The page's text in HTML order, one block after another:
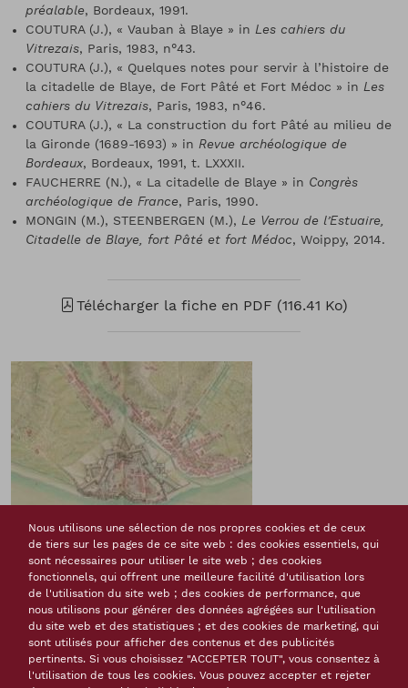
préalable, Bordeaux, 1991.
COUTURA (J.), « Vauban à Blaye » in Les cahiers du
Vitrezais, Paris, 1983, n°43.
COUTURA (J.), « Quelques notes pour servir à l’histoire de
la citadelle de Blaye, de Fort Pâté et Fort Médoc » in Les
cahiers du Vitrezais, Paris, 1983, n°46.
COUTURA (J.), « La construction du fort Pâté au milieu de
la Gironde (1689-1693) » in Revue archéologique de
Bordeaux, Bordeaux, 1991, t. LXXXII.
FAUCHERRE (N.), « La citadelle de Blaye » in Congrès
archéologique de France, Paris, 1990.
MONGIN (M.), STEENBERGEN (M.), Le Verrou de l’Estuaire,
Citadelle de Blaye, fort Pâté et fort Médoc, Woippy, 2014.
Télécharger la fiche en PDF (116.41 Ko)
Citadelle de Blaye, plan de 1693, dans Recueil des plans des
places du Royaume, divisé par provinces, faits en l’an 1693, s.
l., 1693, vol. 2, pl. 56, gallica.bnf.fr / Bibliothèque nationale de
Nous utilisons une sélection de nos propres cookies et de ceux
de tiers sur les pages de ce site web : des cookies essentiels, qui
sont nécessaires pour utiliser le site web ; des cookies
fonctionnels, qui offrent une meilleure facilité d'utilisation lors
de l'utilisation du site web ; des cookies de performance, que
nous utilisons pour générer des données agrégées sur l'utilisation
du site web et des statistiques ; et des cookies de marketing, qui
sont utilisés pour afficher des contenus et des publicités
pertinents. Si vous choisissez "ACCEPTER TOUT", vous consentez à
l'utilisation de tous les cookies. Vous pouvez accepter et rejeter